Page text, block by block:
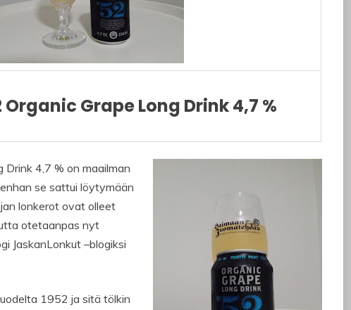
Grape Long Drink 4,7 %
Drink 4,7 % on maailman
se sattui löytymään
lonkerot ovat olleet
otetaanpas nyt
JaskanLonkut –blogiksi
1952 ja sitä tölkin